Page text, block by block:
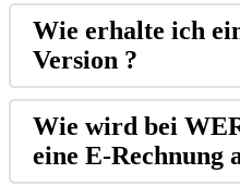
Wie erhalte ich
Version ?
Wie wird bei
eine E-Rechnung